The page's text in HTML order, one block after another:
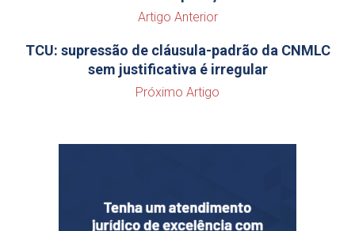
Artigo Anterior
TCU: supressão de cláusula-padrão da CNMLC
sem justificativa é irregular
Próximo Artigo